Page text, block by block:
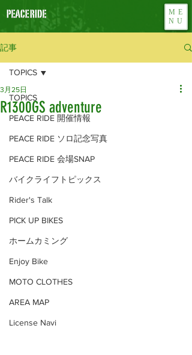
ME
NU
記事
TOPICS
PEACE RIDE 開催情報
PEACE RIDE ソロ記念写真
PEACE RIDE 会場SNAP
バイクライフトピックス
Rider's Talk
PICK UP BIKES
ホームカミング
Enjoy Bike
MOTO CLOTHES
AREA MAP
License Navi
TOPICS
R1300GS adventure
3月25日